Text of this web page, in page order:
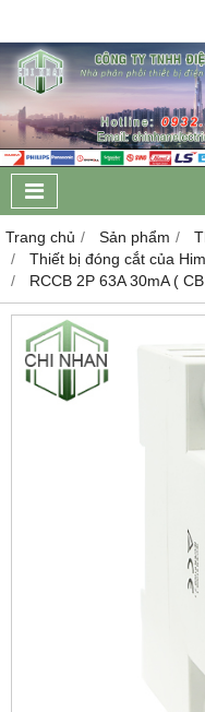
Trang chủ Sản phẩm
Thiết bị đóng cắt của
RCCB 2P 63A 30mA (